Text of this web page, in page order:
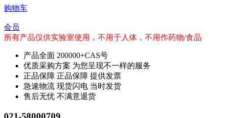
购物车
会员
所有产品仅供实验室使用，不用于人体，不用作药物/食品
产品全面 200000+CAS号
优质采购方案 为您呈现不一样的服务
正品保障 正品保障 提供发票
急速物流 现货闪电 当时发货
售后无忧 不满意退货